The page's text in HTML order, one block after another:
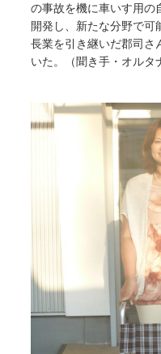
の事故を機に車いす用の
開発し、新たな分野で可
長業を引き継いだ郡司さ
いた。（聞き手・オルタ